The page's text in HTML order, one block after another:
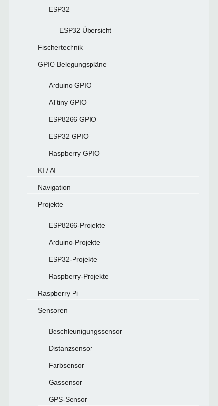
ESP32
ESP32 Übersicht
Fischertechnik
GPIO Belegungspläne
Arduino GPIO
ATtiny GPIO
ESP8266 GPIO
ESP32 GPIO
Raspberry GPIO
KI / AI
Navigation
Projekte
ESP8266-Projekte
Arduino-Projekte
ESP32-Projekte
Raspberry-Projekte
Raspberry Pi
Sensoren
Beschleunigungssensor
Distanzsensor
Farbsensor
Gassensor
GPS-Sensor